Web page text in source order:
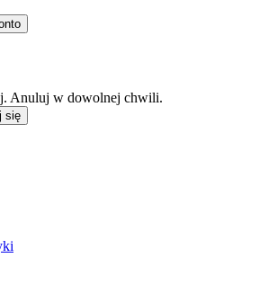
Anuluj w dowolnej chwili.
się